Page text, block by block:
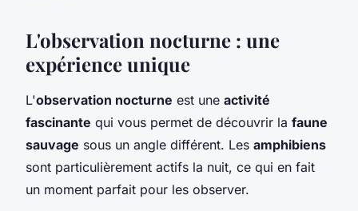
L'observation nocturne : une
expérience unique
L'observation nocturne est une activité
fascinante qui vous permet de découvrir la faune
sauvage sous un angle différent. Les amphibiens
sont particulièrement actifs la nuit, ce qui en fait
un moment parfait pour les observer.